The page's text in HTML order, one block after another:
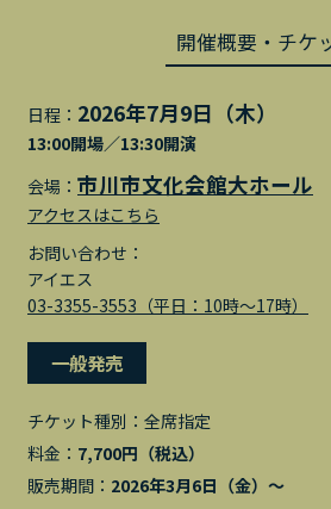
開催概要・チケ
日程： 2026年7月9日（木）
13:00開場／13:30開演
会場： 市川市文化会館大ホール
アクセスはこちら
お問い合わせ：
アイエス
03-3355-3553（平日：10時～17時）
一般発売
チケット種別： 全席指定
料金： 7,700円（税込）
販売期間： 2026年3月6日（金）〜